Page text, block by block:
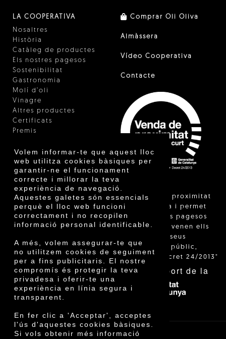
Volem informar-te que aquest lloc
web utilitza cookies bàsiques per
garantir-ne el funcionament
correcte i millorar la teva
experiència de navegació.
Aquestes galetes són essencials
perquè el lloc web funcioni
correctament i no recopilen
informació personal identificable.
A més, volem assegurar-te que
no utilitzem cookies de seguiment
per a fins publicitaris. El nostre
compromís és protegir la teva
privadesa i oferir-te una
experiència en línia segura i
transparent.
En fer clic a 'Acceptar', acceptes
l'ús d'aquestes cookies bàsiques.
Si vols obtenir més informació
LA COOPERATIVA
Nosaltres
Història
Catàleg de productes
Els nostres pagesos
Sostenibilitat
Gastronomia
Molí d'oli
Vinagre
Altres productes
Certificats
Premis
Comprar Oli Oliva
Almàssera
Vídeo Cooperativa
Contacte
"La venda de proximitat
està regulada i permet
identificar els pagesos
catalans que venen ells
mateixos els seus
productes al públic,
segons el Decret 24/2013"
Amb el suport de la